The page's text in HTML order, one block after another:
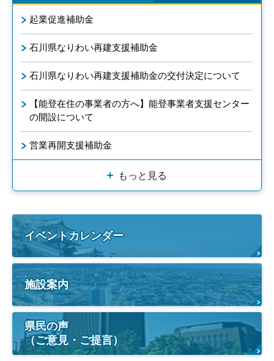
起業促進補助金
石川県なりわい再建支援補助金
石川県なりわい再建支援補助金の交付決定について
【能登在住の事業者の方へ】能登事業者支援センター
の開設について
営業再開支援補助金
もっと見る
イベントカレンダー
施設案内
県民の声
（ご意見・ご提言）